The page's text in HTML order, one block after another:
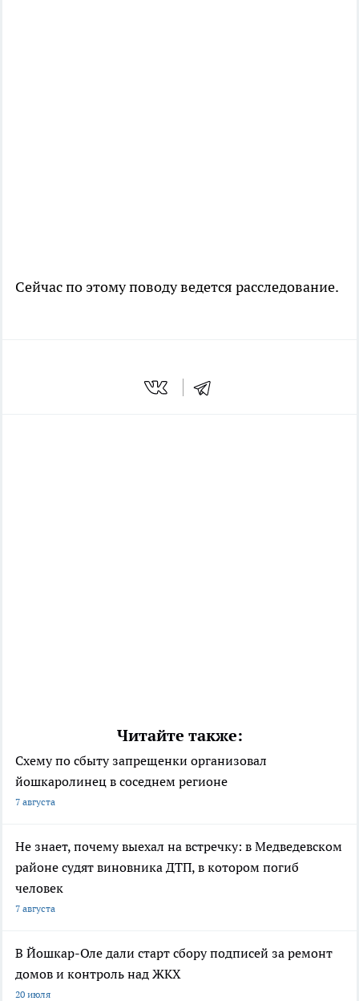
Сейчас по этому поводу ведется расследование.
Читайте также:
Схему по сбыту запрещенки организовал
йошкаролинец в соседнем регионе
7 августа
Не знает, почему выехал на встречку: в Медведевском
районе судят виновника ДТП, в котором погиб
человек
7 августа
В Йошкар-Оле дали старт сбору подписей за ремонт
домов и контроль над ЖКХ
20 июля